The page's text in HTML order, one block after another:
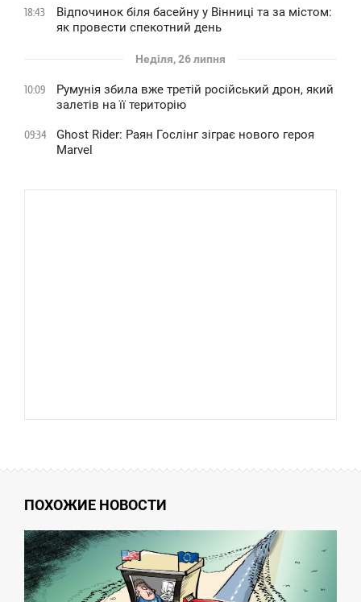
18:43
Відпочинок біля басейну у Вінниці та за містом:
як провести спекотний день
Неділя, 26 липня
10:09
Румунія збила вже третій російський дрон, який
залетів на її територію
09:34
Ghost Rider: Раян Гослінг зіграє нового героя
Marvel
ПОХОЖИЕ НОВОСТИ